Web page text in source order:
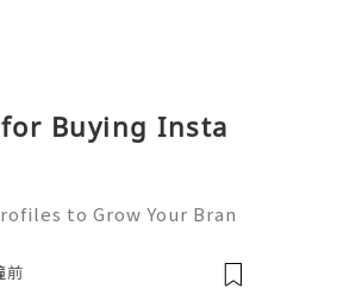
Buying Insta
to Grow Your Bran
platforms for businesse
前